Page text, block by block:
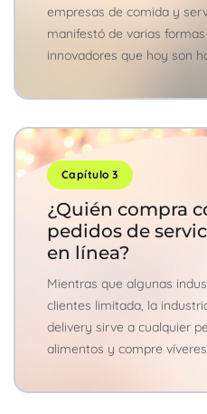
empresas de comida y
manifestó de varias
innovadores que hoy son
Capítulo 3
¿Quién compra
pedidos de
en línea?
Mientras que algunas
clientes limitada, la
delivery sirve a cualquier
alimentos y compre